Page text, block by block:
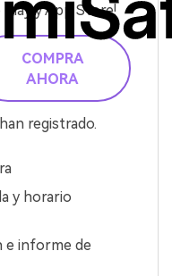
Play y App Store!
COMPRA
AHORA
registrado.
y horario
e informe de